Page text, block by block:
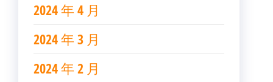
2024 年 4 月
2024 年 3 月
2024 年 2 月